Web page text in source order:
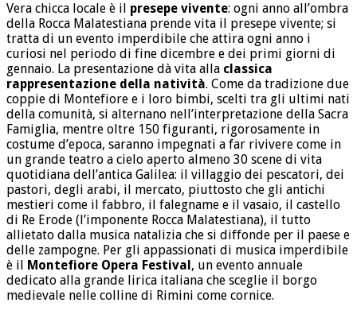
Vera chicca locale è il presepe vivente: ogni anno all’ombra
della Rocca Malatestiana prende vita il presepe vivente; si
tratta di un evento imperdibile che attira ogni anno i
curiosi nel periodo di fine dicembre e dei primi giorni di
gennaio. La presentazione dà vita alla classica
rappresentazione della natività. Come da tradizione due
coppie di Montefiore e i loro bimbi, scelti tra gli ultimi nati
della comunità, si alternano nell’interpretazione della Sacra
Famiglia, mentre oltre 150 figuranti, rigorosamente in
costume d’epoca, saranno impegnati a far rivivere come in
un grande teatro a cielo aperto almeno 30 scene di vita
quotidiana dell’antica Galilea: il villaggio dei pescatori, dei
pastori, degli arabi, il mercato, piuttosto che gli antichi
mestieri come il fabbro, il falegname e il vasaio, il castello
di Re Erode (l’imponente Rocca Malatestiana), il tutto
allietato dalla musica natalizia che si diffonde per il paese e
delle zampogne. Per gli appassionati di musica imperdibile
è il Montefiore Opera Festival, un evento annuale
dedicato alla grande lirica italiana che sceglie il borgo
medievale nelle colline di Rimini come cornice.